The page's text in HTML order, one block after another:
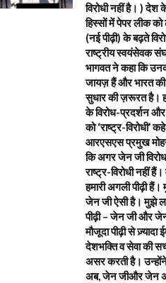
विरोधी नहीं है। )
हिस्सों में पेपर लीक
(नई पीढ़ी) के बढ़ते
राष्ट्रीय स्वयंसेवक
भागवत ने कहा कि
जायज़ हैं और भारत की
सुधार की ज़रूरत है।
के विरोध-प्रदर्शन और
को ‘राष्ट्र-विरोधी’
आरएसएस प्रमुख
कि अगर जेन जी
राष्ट्र-विरोधी नहीं
हमारी अगली पीढ़ी
जेन जी ऐसी है। मुझे
पीढ़ी – जेन जी और
मौजूदा पीढ़ी से ज़्यादा
देशभक्ति व सेवा की
असर करती है।
अब, जेन जीऔर जेन